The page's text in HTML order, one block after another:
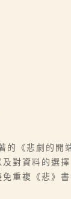
的《悲劇的
對資料的選
重複《悲》